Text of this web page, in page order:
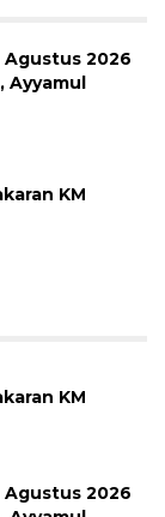
Agustus 2026
Ayyamul
KM
KM
Agustus 2026